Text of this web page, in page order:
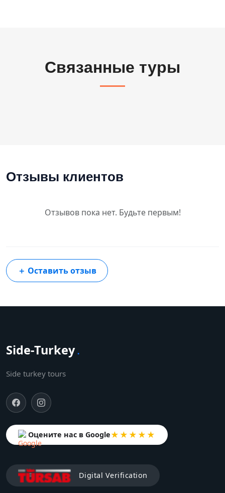
Связанные туры
Отзывы клиентов
Отзывов пока нет. Будьте первым!
＋ Оставить отзыв
Side-Turkey.
Side turkey tours
Оцените нас в Google★★★★★
Digital Verification